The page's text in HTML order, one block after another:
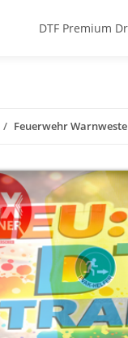
DTF Premium
Feuerwehr